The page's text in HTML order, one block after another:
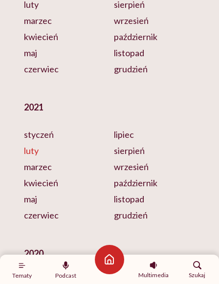
Tematy Podcast
Strona główna
Multimedia
Szukaj
luty
marzec
kwiecień
maj
czerwiec
sierpień
wrzesień
październik
listopad
grudzień
2021
styczeń
luty
marzec
kwiecień
maj
czerwiec
lipiec
sierpień
wrzesień
październik
listopad
grudzień
2020
styczeń